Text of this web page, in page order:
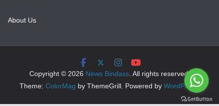
About Us
Copyright © 2026 News Bindass. All rights reserved.
Theme: ColorMag by ThemeGrill. Powered by WordPress.